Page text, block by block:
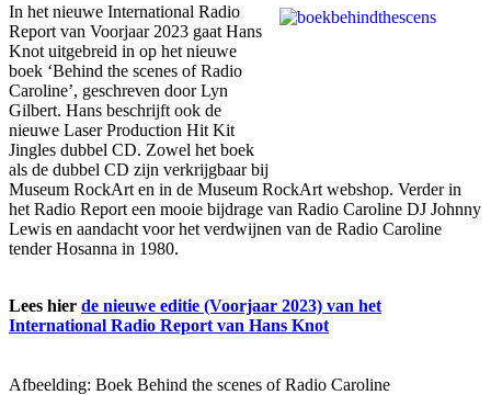
In het nieuwe International Radio
Report van Voorjaar 2023 gaat Hans
Knot uitgebreid in op het nieuwe
boek ‘Behind the scenes of Radio
Caroline’, geschreven door Lyn
Gilbert. Hans beschrijft ook de
nieuwe Laser Production Hit Kit
Jingles dubbel CD. Zowel het boek
als de dubbel CD zijn verkrijgbaar bij
Museum RockArt en in de Museum RockArt webshop. Verder in
het Radio Report een mooie bijdrage van Radio Caroline DJ Johnny
Lewis en aandacht voor het verdwijnen van de Radio Caroline
tender Hosanna in 1980.
Lees hier de nieuwe editie (Voorjaar 2023) van het
International Radio Report van Hans Knot
Afbeelding: Boek Behind the scenes of Radio Caroline